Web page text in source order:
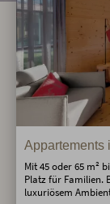
Appartements
Mit 45 oder 65 m²
Platz für Familien.
luxuriösem